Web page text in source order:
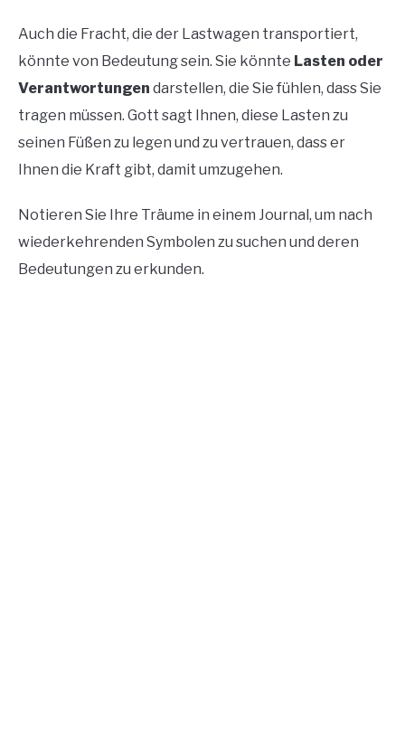
Auch die Fracht, die der Lastwagen transportiert,
könnte von Bedeutung sein. Sie könnte Lasten oder
Verantwortungen darstellen, die Sie fühlen, dass Sie
tragen müssen. Gott sagt Ihnen, diese Lasten zu
seinen Füßen zu legen und zu vertrauen, dass er
Ihnen die Kraft gibt, damit umzugehen.
Notieren Sie Ihre Träume in einem Journal, um nach
wiederkehrenden Symbolen zu suchen und deren
Bedeutungen zu erkunden.